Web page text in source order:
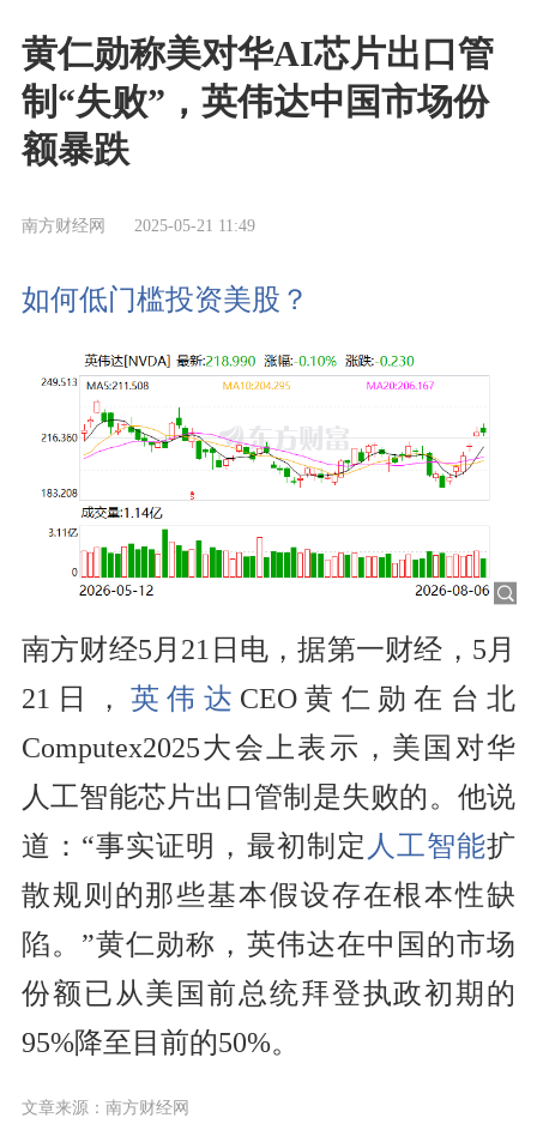
黄仁勋称美对华AI芯片出口管
制“失败”，英伟达中国市场份
额暴跌
南方财经网 2025-05-21 11:49
如何低门槛投资美股？
南方财经5月21日电，据第一财经，5月
21日， 英伟达 CEO黄仁勋在台北
Computex2025大会上表示，美国对华
人工智能芯片出口管制是失败的。他说
道：“事实证明，最初制定 人工智能扩
散规则的那些基本假设存在根本性缺
陷。”黄仁勋称，英伟达在中国的市场
份额已从美国前总统拜登执政初期的
95%降至目前的50%。
文章来源：南方财经网